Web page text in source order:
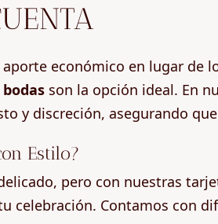
económico en lugar de
son la opción ideal. En
y discreción, asegurando
Estilo?
pero con nuestras
celebración. Contamos con